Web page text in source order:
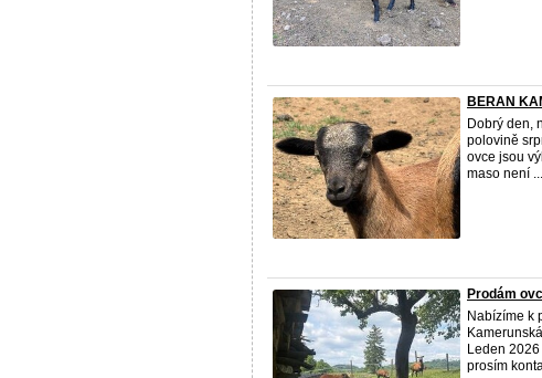
BERAN
Dobrý den,
polovině
ovce jsou
maso není ...
Prodám
Nabízíme k
Leden
prosím